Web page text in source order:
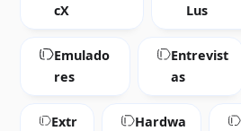
cX
Lus
Emulado
res
Entrevist
as
Extr
Hardwa